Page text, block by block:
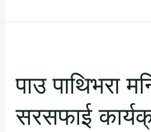
पाउ पाथिभरा
सरसफाई
मन्दिर
परिसरमा
सरसफाई
कार्यक्रम